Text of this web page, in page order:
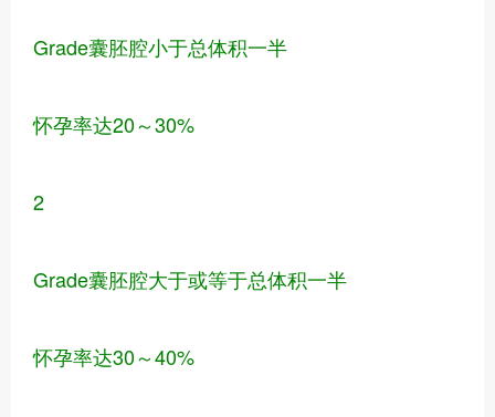
Grade囊胚腔小于总体积一半
怀孕率达20～30%
2
Grade囊胚腔大于或等于总体积一半
怀孕率达30～40%